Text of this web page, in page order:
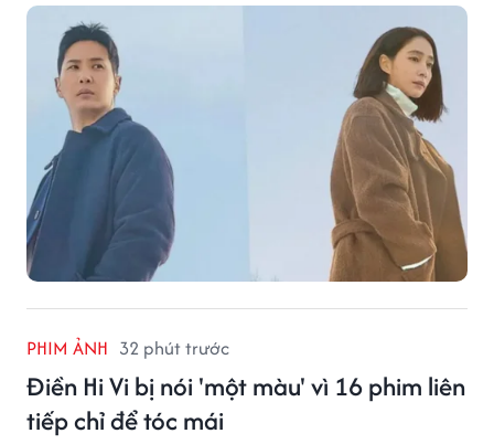
PHIM ẢNH 32 phút trước
Điền Hi Vi bị nói 'một màu' vì 16 phim liên
tiếp chỉ để tóc mái